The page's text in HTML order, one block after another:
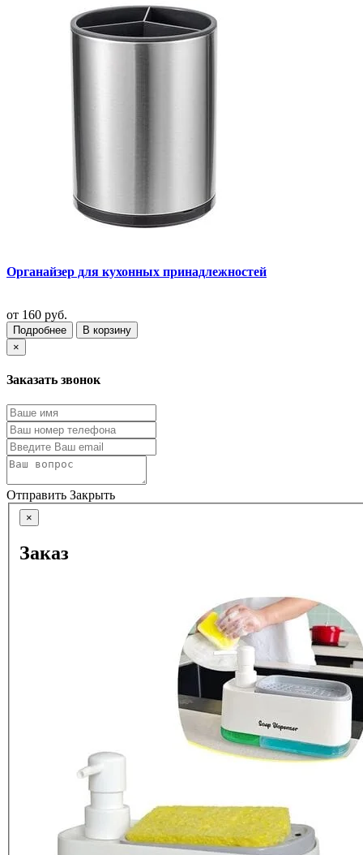
Органайзер для кухонных принадлежностей
от 160 руб.
Подробнее
В корзину
×
Заказать звонок
Отправить Закрыть
×
Заказ